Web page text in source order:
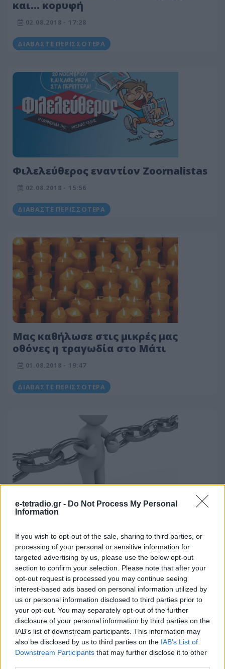
e-tetradio.gr - Do Not Process My Personal
Information
If you wish to opt-out of the sale, sharing to third parties, or
processing of your personal or sensitive information for
targeted advertising by us, please use the below opt-out
section to confirm your selection. Please note that after your
opt-out request is processed you may continue seeing
interest-based ads based on personal information utilized by
us or personal information disclosed to third parties prior to
your opt-out. You may separately opt-out of the further
disclosure of your personal information by third parties on the
IAB’s list of downstream participants. This information may
also be disclosed by us to third parties on the IAB’s List of
Downstream Participants that may further disclose it to other
και... κορυφή
02.08.2018 - 17:28
ΔΙΑΒΆΣΤΕ ΠΕΡΙΣΣΌΤΕΡΑ
Φιλελεύθερος εναντίον Zoornalistas
02.08.2018 - 15:56
ΔΙΑΒΆΣΤΕ ΠΕΡΙΣΣΌΤΕΡΑ
Μας καθήλωσε στις μικρές μας
οθόνες η τραγωδία στο Μάτι
01.08.2018 - 19:47
ΔΙΑΒΆΣΤΕ ΠΕΡΙΣΣΌΤΕΡΑ
Κρύβεται πια από το φόβο του ο
01.08.2018 - 18:15
ΔΙΑΒΆΣΤΕ ΠΕΡΙΣΣΌΤΕΡΑ